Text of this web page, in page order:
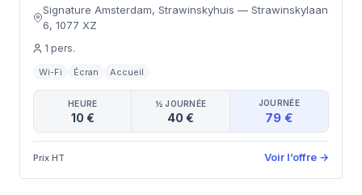
Signature Amsterdam, Strawinskyhuis — Strawinskylaan
6, 1077 XZ
1 pers.
Wi-Fi Écran Accueil
HEURE
10 €
½ JOURNÉE
40 €
JOURNÉE
79 €
Prix HT Voir l’offre →